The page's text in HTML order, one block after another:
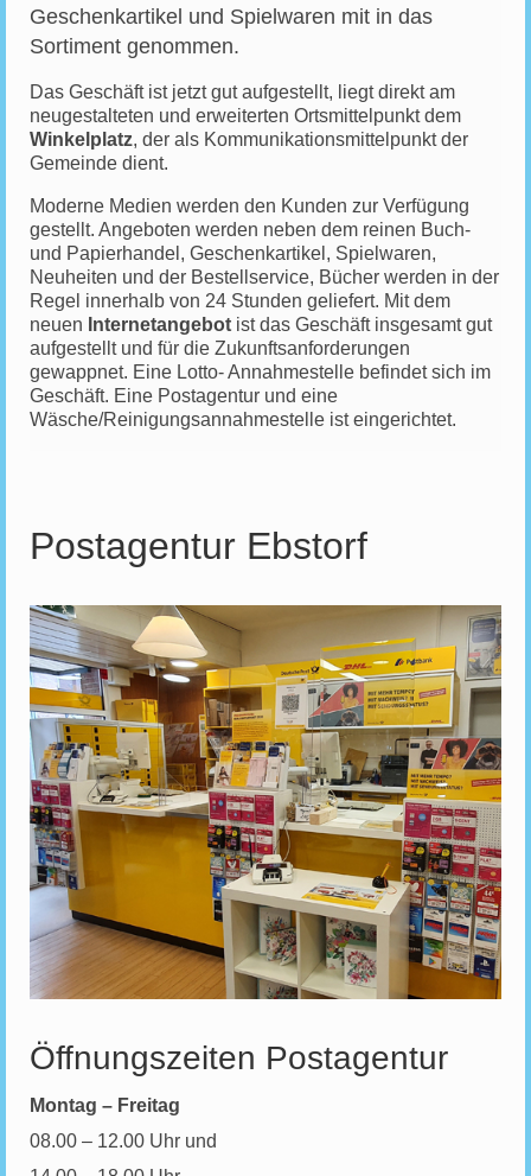
Geschenkartikel und Spielwaren mit in das
Sortiment genommen.
Das Geschäft ist jetzt gut aufgestellt, liegt direkt am
neugestalteten und erweiterten Ortsmittelpunkt dem
Winkelplatz, der als Kommunikationsmittelpunkt der
Gemeinde dient.
Moderne Medien werden den Kunden zur Verfügung
gestellt. Angeboten werden neben dem reinen Buch-
und Papierhandel, Geschenkartikel, Spielwaren,
Neuheiten und der Bestellservice, Bücher werden in der
Regel innerhalb von 24 Stunden geliefert. Mit dem
neuen Internetangebot ist das Geschäft insgesamt gut
aufgestellt und für die Zukunftsanforderungen
gewappnet. Eine Lotto- Annahmestelle befindet sich im
Geschäft. Eine Postagentur und eine
Wäsche/Reinigungsannahmestelle ist eingerichtet.
Postagentur Ebstorf
Öffnungszeiten Postagentur
Montag – Freitag
08.00 – 12.00 Uhr und